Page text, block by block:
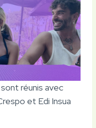
réunis avec
et Edi Insua